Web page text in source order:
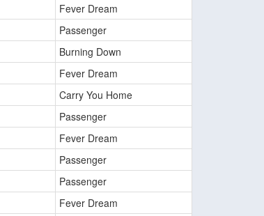
Fever Dream
Passenger
Burning Down
Fever Dream
Carry You Home
Passenger
Fever Dream
Passenger
Passenger
Fever Dream